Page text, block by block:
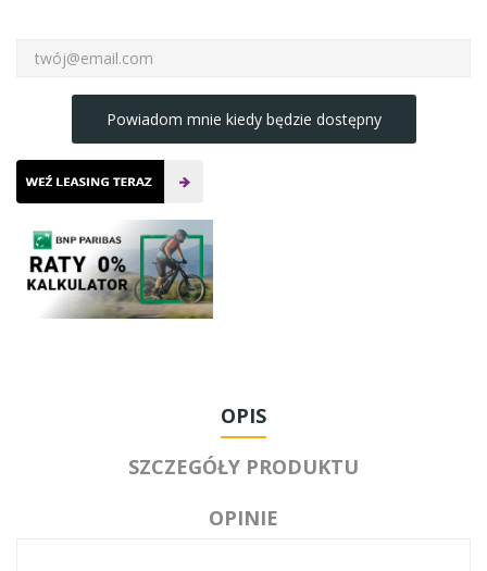
Powiadom mnie kiedy będzie dostępny
OPIS
SZCZEGÓŁY PRODUKTU
OPINIE